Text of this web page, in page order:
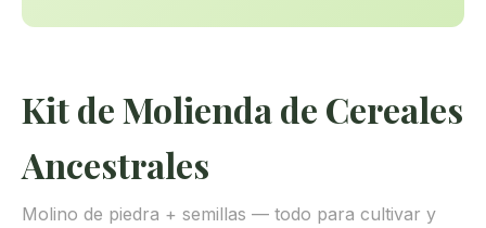
Kit de Molienda de Cereales
Ancestrales
Molino de piedra + semillas — todo para cultivar y